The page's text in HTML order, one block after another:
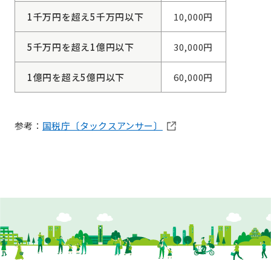
1千万円を超え5千万円以下 10,000円
5千万円を超え1億円以下 30,000円
1億円を超え5億円以下 60,000円
参考： 国税庁〔タックスアンサー〕